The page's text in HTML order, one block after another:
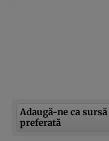
Adaugă-ne ca sursă
preferată